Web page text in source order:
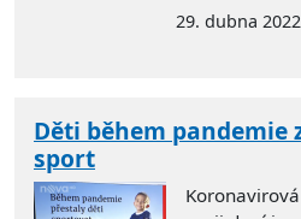
29. dubna
Děti během pandemie
sport